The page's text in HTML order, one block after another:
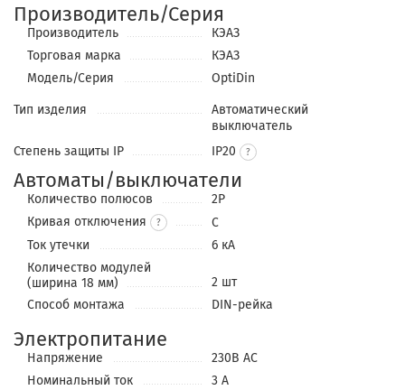
Производитель/Серия
Производитель
КЭАЗ
Торговая марка
КЭАЗ
Модель/Серия
OptiDin
Тип изделия
Автоматический
выключатель
Степень защиты IP
IP20
Автоматы/выключатели
Количество полюсов
2P
Кривая отключения
?
C
Ток утечки
6 кА
Количество модулей
(ширина 18 мм)
2 шт
Способ монтажа
DIN-рейка
Электропитание
Напряжение
230В АС
Номинальный ток
3 А